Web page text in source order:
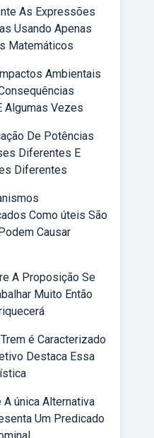
As Expressões
Usando Apenas
Matemáticos
Ambientais
Algumas Vezes
De Potências
Diferentes E
Diferentes
Como úteis São
Causar
A Proposição Se
Muito Então
é Caracterizado
Destaca Essa
única Alternativa
Um Predicado